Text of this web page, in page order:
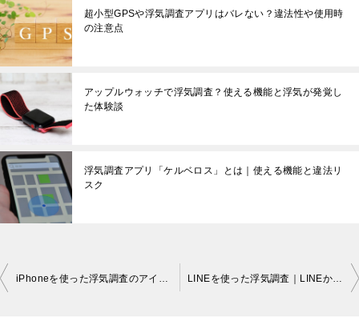
超小型GPSや浮気調査アプリはバレない？違法性や使用時
の注意点
アップルウォッチで浮気調査？使える機能と浮気が発覚し
た体験談
浮気調査アプリ「ケルベロス」とは｜使える機能と違法リ
スク
投
iPhoneを使った浮気調査のアイディア5選 LINEを使った浮気調査｜LINEから浮気を見破る方法や注意点